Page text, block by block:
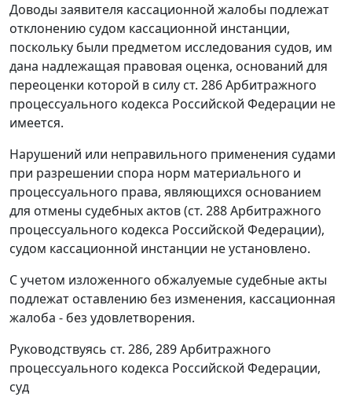
Доводы заявителя кассационной жалобы подлежат
отклонению судом кассационной инстанции,
поскольку были предметом исследования судов, им
дана надлежащая правовая оценка, оснований для
переоценки которой в силу ст. 286Арбитражного
процессуального кодекса Российской Федерации не
имеется.
Нарушений или неправильного применения судами
при разрешении спора норм материального и
процессуального права, являющихся основанием
для отмены судебных актов (ст. 288Арбитражного
процессуального кодекса Российской Федерации),
судом кассационной инстанции не установлено.
С учетом изложенного обжалуемые судебные акты
подлежат оставлению без изменения, кассационная
жалоба - без удовлетворения.
Руководствуясь ст. 286, 289Арбитражного
процессуального кодекса Российской Федерации,
суд